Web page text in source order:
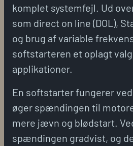
komplet systemfejl. Ud
som direct on line (DOL),
og brug af variable
softstarteren et oplagt
applikationer.
En softstarter fungerer
øger spændingen til
mere jævn og blødstart.
spændingen gradvist, og